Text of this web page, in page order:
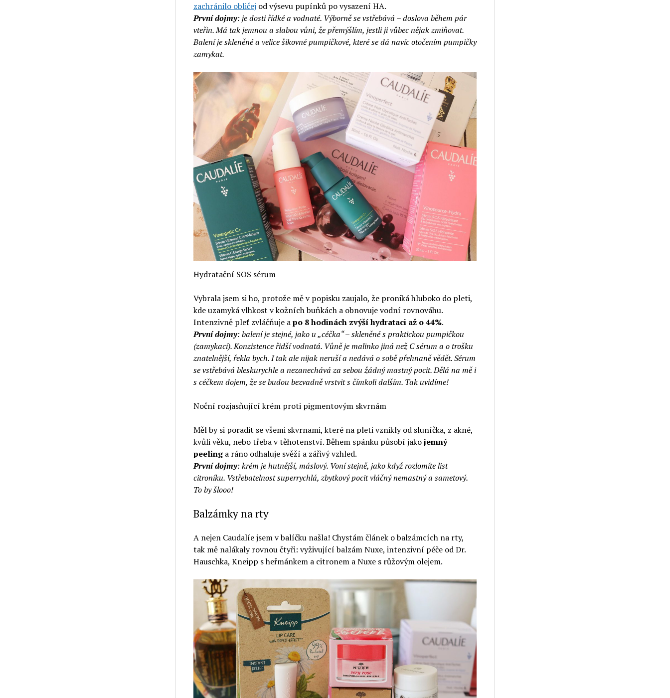
zachránilo obličej od výsevu pupínků po vysazení HA.
První dojmy: je dosti řídké a vodnaté. Výborně se vstřebává – doslova během pár
vteřin. Má tak jemnou a slabou vůni, že přemýšlím, jestli ji vůbec nějak zmiňovat.
Balení je skleněné a velice šikovné pumpičkové, které se dá navíc otočením pumpičky
zamykat.
Hydratační SOS sérum
Vybrala jsem si ho, protože mě v popisku zaujalo, že proniká hluboko do pleti,
kde uzamyká vlhkost v kožních buňkách a obnovuje vodní rovnováhu.
Intenzivně pleť zvláčňuje apo 8 hodinách zvýší hydrataci až o 44%.
První dojmy: balení je stejné, jako u „céčka“ – skleněné s praktickou pumpičkou
(zamykací). Konzistence řidší vodnatá. Vůně je malinko jiná než C sérum a o trošku
znatelnější, řekla bych. I tak ale nijak neruší a nedává o sobě přehnaně vědět. Sérum
se vstřebává bleskurychle a nezanechává za sebou žádný mastný pocit. Dělá na mě i
s céčkem dojem, že se budou bezvadně vrstvit s čímkoli dalším. Tak uvidíme!
Noční rozjasňující krém proti pigmentovým skvrnám
Měl by si poradit se všemi skvrnami, které na pleti vznikly od sluníčka, z akné,
kvůli věku, nebo třeba v těhotenství. Během spánku působí jakojemný
peelinga ráno odhaluje svěží a zářivý vzhled.
První dojmy: krém je hutnější, máslový. Voní stejně, jako když rozlomíte list
citroníku. Vstřebatelnost superrychlá, zbytkový pocit vláčný nemastný a sametový.
To by šlooo!
Balzámky na rty
A nejen Caudalíe jsem v balíčku našla! Chystám článek o balzámcích na rty,
tak mě nalákaly rovnou čtyři: vyživující balzám Nuxe, intenzivní péče od Dr.
Hauschka, Kneipp s heřmánkem a citronem a Nuxe s růžovým olejem.